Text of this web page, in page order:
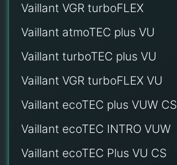
Vaillant VGR turboFLEX
Vaillant atmoTEC plus VU
Vaillant turboTEC plus VU
Vaillant VGR turboFLEX VU
Vaillant ecoTEC plus VUW CS
Vaillant ecoTEC INTRO VUW
Vaillant ecoTEC Plus VU CS